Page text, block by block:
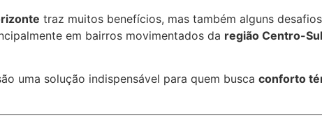
traz muitos benefícios, mas também alguns
em bairros movimentados da região Centro-Sul
uma solução indispensável para quem busca conforto